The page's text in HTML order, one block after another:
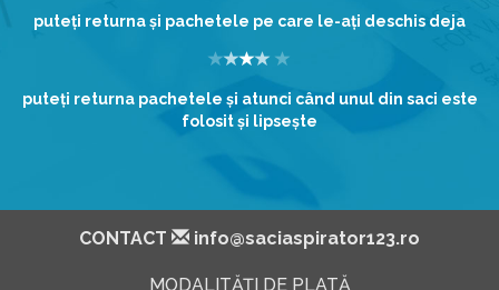
puteţi returna şi pachetele pe care le-aţi deschis deja
puteţi returna pachetele şi atunci când unul din saci este
folosit şi lipseşte
CONTACT info@saciaspirator123.ro
MODALITĂŢI DE PLATĂ